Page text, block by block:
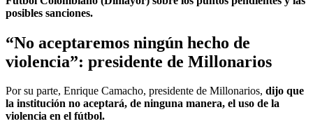
posibles sanciones.
“No aceptaremos ningún hecho de
violencia”: presidente de Millonarios
Por su parte, Enrique Camacho, presidente de Millonarios, dijo que
la institución no aceptará, de ninguna manera, el uso de la
violencia en el fútbol.